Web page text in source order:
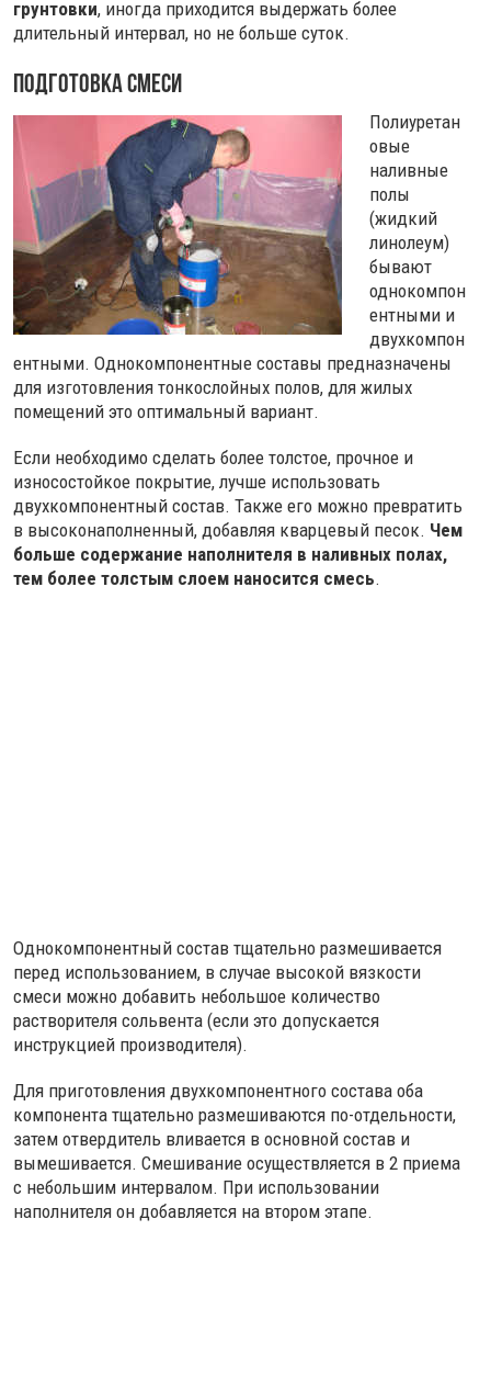
грунтовки, иногда приходится выдержать более
длительный интервал, но не больше суток.
Подготовка смеси
Полиуретан
овые
наливные
полы
(жидкий
линолеум)
бывают
однокомпон
ентными и
двухкомпон
ентными. Однокомпонентные составы предназначены
для изготовления тонкослойных полов, для жилых
помещений это оптимальный вариант.
Если необходимо сделать более толстое, прочное и
износостойкое покрытие, лучше использовать
двухкомпонентный состав. Также его можно превратить
в высоконаполненный, добавляя кварцевый песок. Чем
больше содержание наполнителя в наливных полах,
тем более толстым слоем наносится смесь.
Однокомпонентный состав тщательно размешивается
перед использованием, в случае высокой вязкости
смеси можно добавить небольшое количество
растворителя сольвента (если это допускается
инструкцией производителя).
Для приготовления двухкомпонентного состава оба
компонента тщательно размешиваются по-отдельности,
затем отвердитель вливается в основной состав и
вымешивается. Смешивание осуществляется в 2 приема
с небольшим интервалом. При использовании
наполнителя он добавляется на втором этапе.